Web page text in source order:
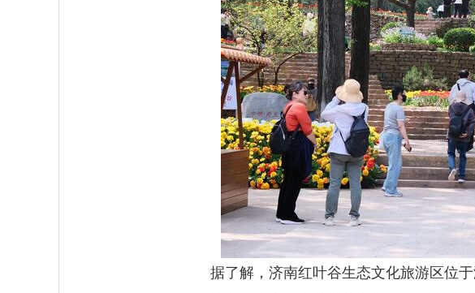
据了解，济南红叶谷生态文化旅游区位